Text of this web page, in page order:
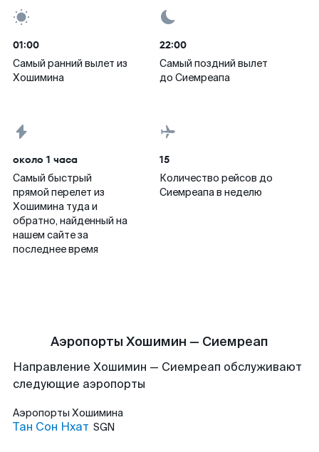
01:00
Самый ранний вылет из
Хошимина
22:00
Самый поздний вылет
до Сиемреапа
около 1 часа
Самый быстрый
прямой перелет из
Хошимина туда и
обратно, найденный на
нашем сайте за
последнее время
15
Количество рейсов до
Сиемреапа в неделю
Аэропорты Хошимин — Сиемреап
Направление Хошимин — Сиемреап обслуживают
следующие аэропорты
Аэропорты Хошимина
Тан Сон Нхат SGN